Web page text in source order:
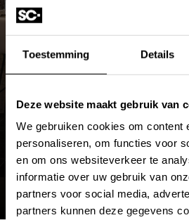
Toestemming Details
Deze website maakt gebruik van
We gebruiken cookies om content
personaliseren, om functies voor
en om ons websiteverkeer te
informatie over uw gebruik van
partners voor social media,
partners kunnen deze gegevens
ROUTE
MEER OVER DE